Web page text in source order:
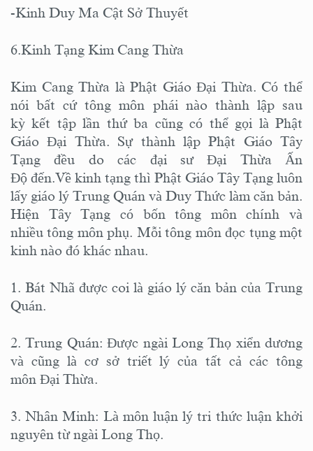
-Kinh Duy Ma Cật Sở Thuyết
6.Kinh Tạng Kim Cang Thừa
Kim Cang Thừa là Phật Giáo Đại Thừa. Có thể
nói bất cứ tông môn phái nào thành lập sau
kỳ kết tập lần thứ ba cũng có thể gọi là Phật
Giáo Đại Thừa. Sự thành lập Phật Giáo Tây
Tạng đều do các đại sư Đại Thừa Ấn
Độ đến.Về kinh tạng thì Phật Giáo Tây Tạng luôn
lấy giáo lý Trung Quán và Duy Thức làm căn bản.
Hiện Tây Tạng có bốn tông môn chính và
nhiều tông môn phụ. Mỗi tông môn đọc tụng một
kinh nào đó khác nhau.
1. Bát Nhã được coi là giáo lý căn bản của Trung
Quán.
2. Trung Quán: Được ngài Long Thọ xiển dương
và cũng là cơ sở triết lý của tất cả các tông
môn Đại Thừa.
3. Nhân Minh: Là môn luận lý tri thức luận khởi
nguyên từ ngài Long Thọ.